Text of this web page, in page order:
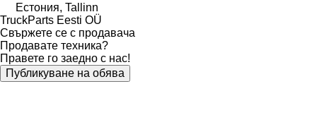
Естония, Tallinn
TruckParts Eesti OÜ
Свържете се с продавача
Продавате техника?
Правете го заедно с нас!
Публикуване на обява